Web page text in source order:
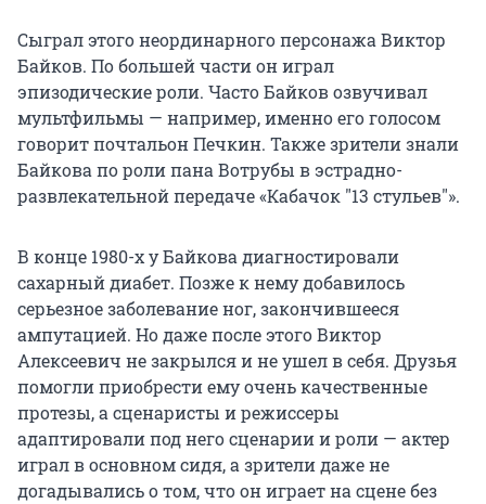
Сыграл этого неординарного персонажа Виктор
Байков. По большей части он играл
эпизодические роли. Часто Байков озвучивал
мультфильмы — например, именно его голосом
говорит почтальон Печкин. Также зрители знали
Байкова по роли пана Вотрубы в эстрадно-
развлекательной передаче «Кабачок "13 стульев"».
В конце 1980-х у Байкова диагностировали
сахарный диабет. Позже к нему добавилось
серьезное заболевание ног, закончившееся
ампутацией. Но даже после этого Виктор
Алексеевич не закрылся и не ушел в себя. Друзья
помогли приобрести ему очень качественные
протезы, а сценаристы и режиссеры
адаптировали под него сценарии и роли — актер
играл в основном сидя, а зрители даже не
догадывались о том, что он играет на сцене без